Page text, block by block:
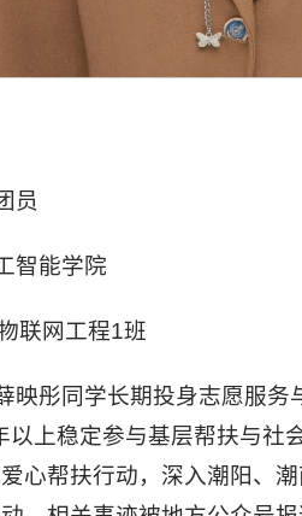
员
智能学院
联网工程1班
映彤同学长期投身志愿服
以上稳定参与基层帮扶与社
心帮扶行动，深入潮阳、